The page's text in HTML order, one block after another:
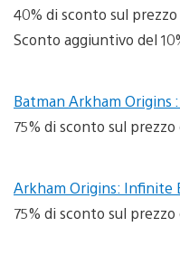
40% di sconto sul
Sconto aggiuntivo del
Batman Arkham Origins
75% di sconto sul
Arkham Origins: Infinite
75% di sconto sul